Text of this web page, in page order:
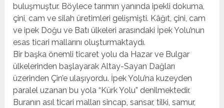
buluşmuştur. Böylece tarımın yanında ipekli dokuma,
çini, cam ve silah üretimleri gelişmişti. Kâğıt, çini, cam
ve ipek Doğu ve Batı ülkeleri arasındaki İpek Yolu’nun
esas ticari mallarını oluşturmaktaydı.
Bir başka önemli ticaret yolu da Hazar ve Bulgar
ülkelerinden başlayarak Altay-Sayan Dağları
üzerinden Çin’e ulaşıyordu. İpek Yolu’na kuzeyden
paralel uzanan bu yola “Kürk Yolu” denilmektedir.
Buranın asıl ticari malları sincap, sansar, tilki, samur,